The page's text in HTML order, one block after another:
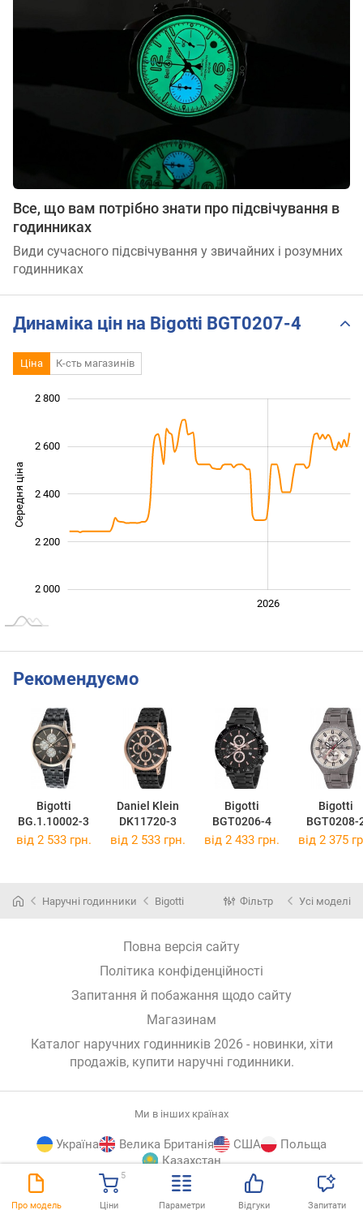
Про модель Ціни
5
Параметри Відгуки Запитати
Все, що вам потрібно знати про підсвічування в
годинниках
Види сучасного підсвічування у звичайних і розумних
годинниках
Динаміка цін на Bigotti BGT0207-4
Ціна К-сть магазинів
Середня ціна 2 000
2 000
2 200
2 400
2 600
2 800
2026
Рекомендуємо
Bigotti
BG.1.10002-3
Daniel Klein
DK11720-3
Bigotti
BGT0206-4
Bigotti
BGT0208-
від 2 533 грн. від 2 533 грн. від 2 433 грн. від 2 375
Наручні годинники Bigotti Фільтр Усі моделі
Повна версія сайту
Політика конфіденційності
Запитання й побажання щодо сайту
Магазинам
Каталог наручних годинників 2026 - новинки, хіти
продажів, купити наручні годинники.
Ми в інших країнах
Україна Велика Британія США
Польща
Казахстан
© E-Katalog, 2026 ВГОРУ